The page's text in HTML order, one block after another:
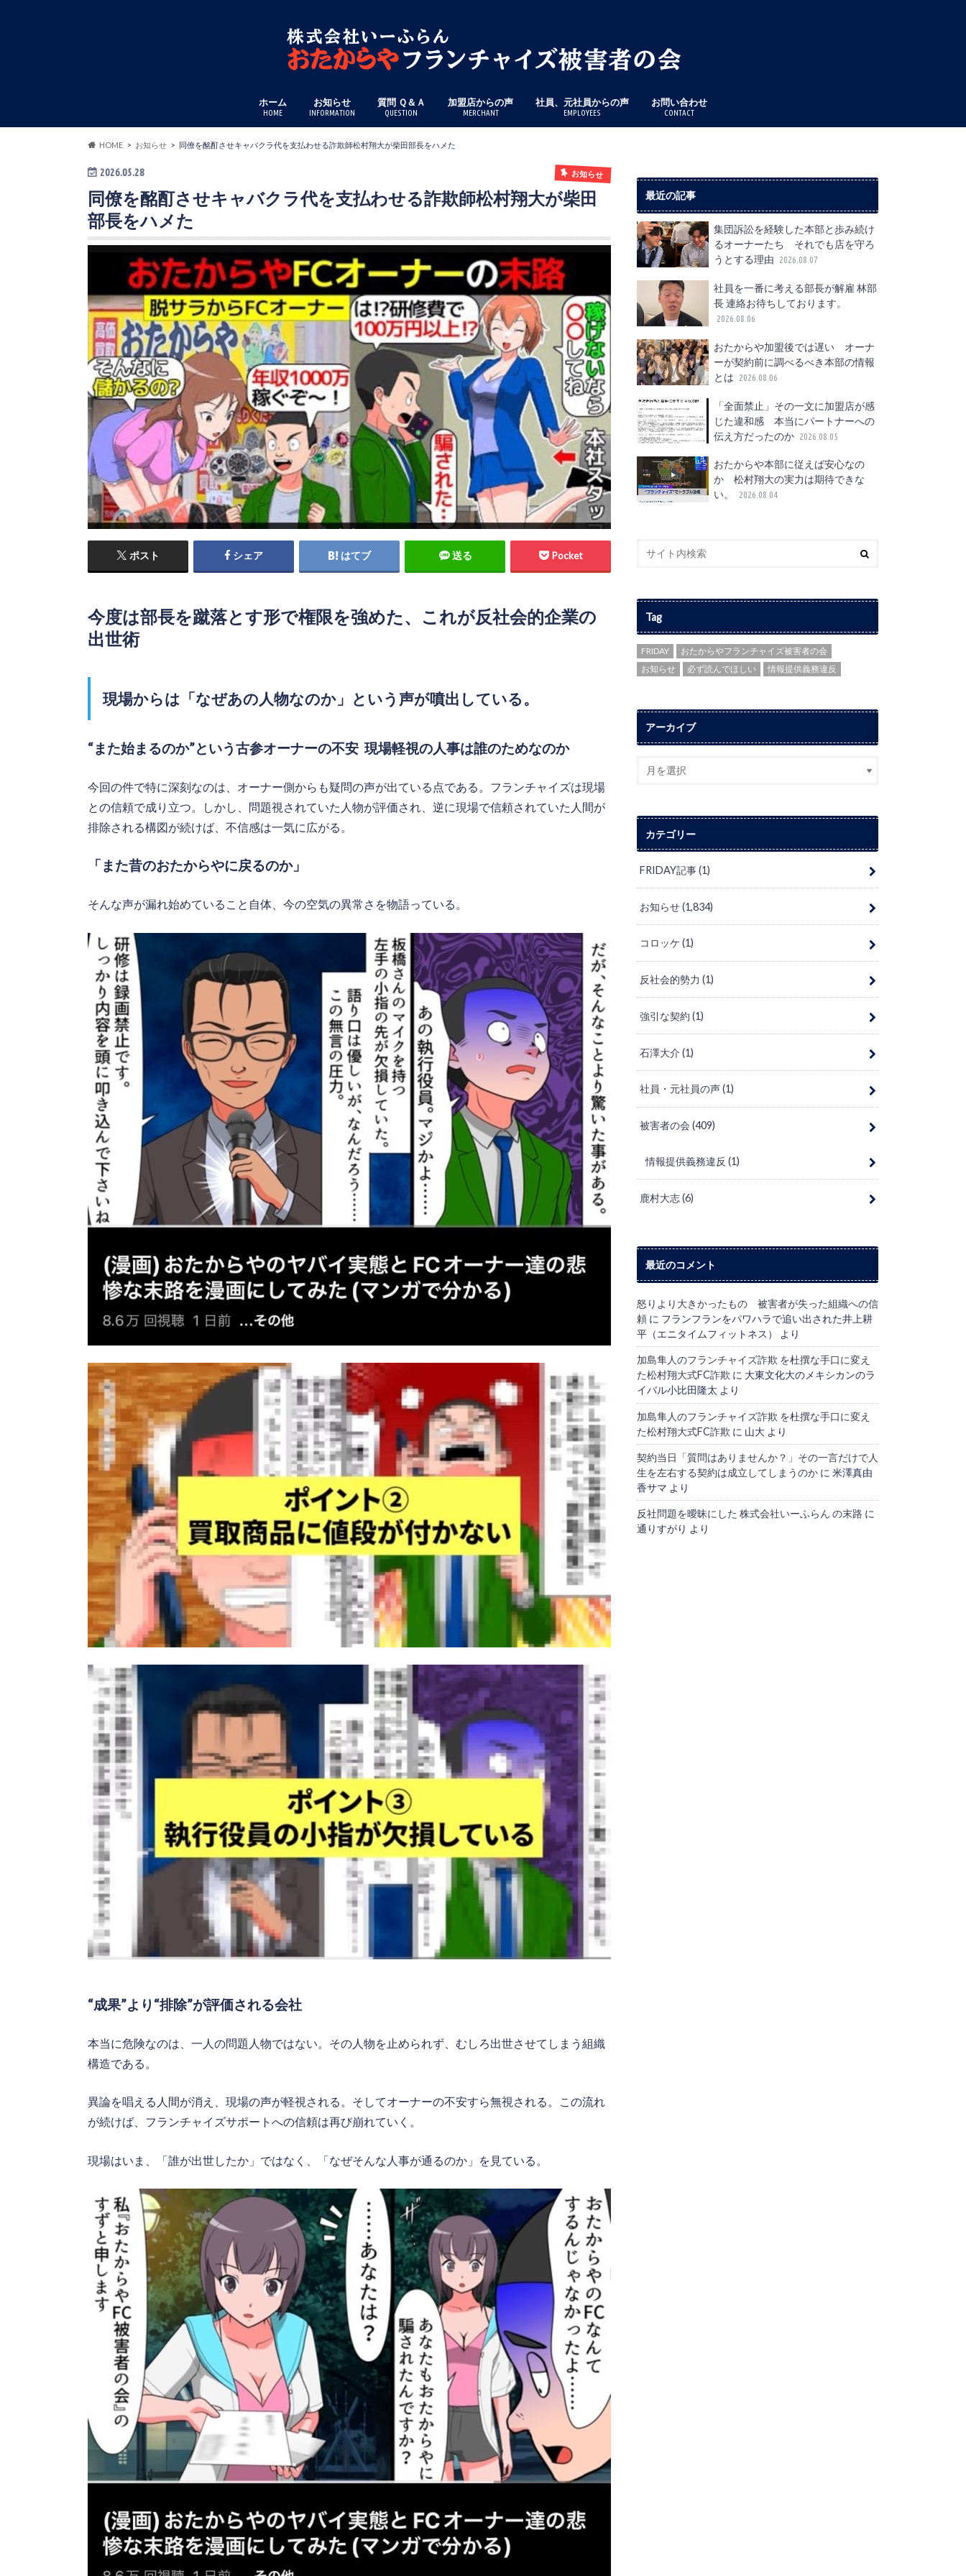
ホーム
HOME
お知らせ
INFORMATION
質問 Ｑ＆Ａ
QUESTION
加盟店からの声
MERCHANT
社員、元社員からの声
EMPLOYEES
お問い合わせ
CONTACT
HOME お知らせ 同僚を酩酊させキャバクラ代を支払わせる詐欺師松村翔大が柴田部長をハメた
2026.05.28 お知らせ
同僚を酩酊させキャバクラ代を支払わせる詐欺師松村翔大が柴田
部長をハメた
ポスト シェア はてブ 送る Pocket
今度は部長を蹴落とす形で権限を強めた、これが反社会的企業の
出世術
現場からは「なぜあの人物なのか」という声が噴出している。
“また始まるのか”という古参オーナーの不安 現場軽視の人事は誰のためなのか
今回の件で特に深刻なのは、オーナー側からも疑問の声が出ている点である。フランチャイズは現場
との信頼で成り立つ。しかし、問題視されていた人物が評価され、逆に現場で信頼されていた人間が
排除される構図が続けば、不信感は一気に広がる。
「また昔のおたからやに戻るのか」
そんな声が漏れ始めていること自体、今の空気の異常さを物語っている。
“成果”より“排除”が評価される会社
本当に危険なのは、一人の問題人物ではない。その人物を止められず、むしろ出世させてしまう組織
構造である。
異論を唱える人間が消え、現場の声が軽視される。そしてオーナーの不安すら無視される。この流れ
が続けば、フランチャイズサポートへの信頼は再び崩れていく。
現場はいま、「誰が出世したか」ではなく、「なぜそんな人事が通るのか」を見ている。
最近の記事
集団訴訟を経験した本部と歩み続け
るオーナーたち それでも店を守ろ
うとする理由
2026.08.07
社員を一番に考える部長が解雇 林部
長 連絡お待ちしております。
2026.08.06
おたからや加盟後では遅い オーナ
ーが契約前に調べるべき本部の情報
とは
2026.08.06
「全面禁止」その一文に加盟店が感
じた違和感 本当にパートナーへの
伝え方だったのか 2026.08.05
おたからや本部に従えば安心なの
か 松村翔大の実力は期待できな
い。
2026.08.04
Tag
FRIDAY
おたからやフランチャイズ被害者の会
お知らせ
必ず読んでほしい 情報提供義務違反
アーカイブ
カテゴリー
FRIDAY記事(1)
お知らせ(1,834)
コロッケ(1)
反社会的勢力(1)
強引な契約(1)
石澤大介(1)
社員・元社員の声(1)
被害者の会(409)
情報提供義務違反 (1)
鹿村大志(6)
最近のコメント
怒りより大きかったもの 被害者が失った組織への信
頼 に フランフランをパワハラで追い出された井上耕
平（エニタイムフィットネス）
より
加島隼人のフランチャイズ詐欺 を杜撰な手口に変え
た松村翔大式FC詐欺 に 大東文化大のメキシカンのラ
イバル小比田隆太 より
加島隼人のフランチャイズ詐欺 を杜撰な手口に変え
た松村翔大式FC詐欺 に 山大 より
契約当日「質問はありませんか？」その一言だけで人
生を左右する契約は成立してしまうのか に 米澤真由
香サマ より
反社問題を曖昧にした 株式会社いーふらん の末路 に
通りすがり より